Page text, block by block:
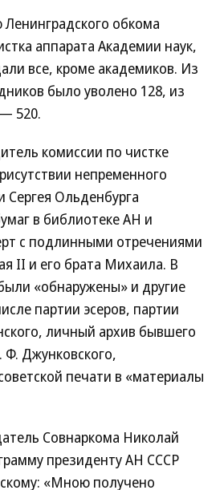
обкома
аппарата Академии наук,
все, кроме академиков. Из
было уволено 128, из
520.
комиссии по чистке
непременного
Сергея Ольденбурга
в библиотеке АН и
с подлинными отречениями
II и его брата Михаила. В
«обнаружены» и другие
партии эсеров, партии
личный архив бывшего
Джунковского,
печати в «материалы
Совнаркома Николай
президенту АН СССР
«Мною получено